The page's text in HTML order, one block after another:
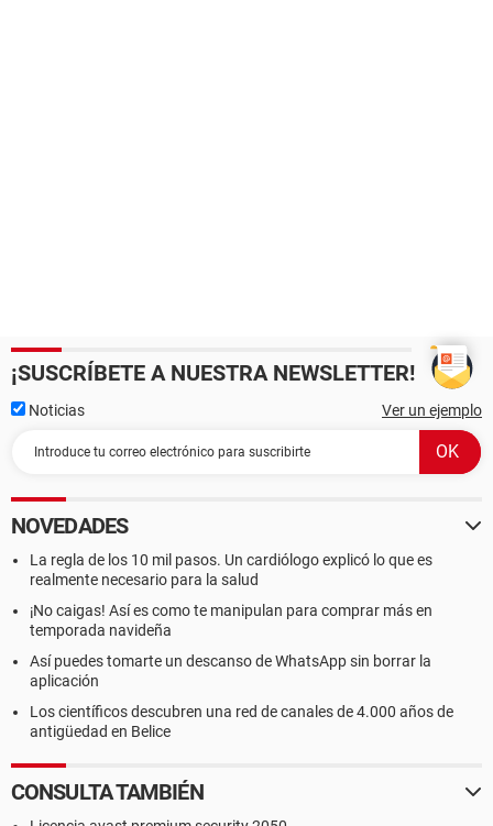
¡SUSCRÍBETE A NUESTRA NEWSLETTER!
Noticias Ver un ejemplo
NOVEDADES
La regla de los 10 mil pasos. Un cardiólogo explicó lo que es
realmente necesario para la salud
¡No caigas! Así es como te manipulan para comprar más en
temporada navideña
Así puedes tomarte un descanso de WhatsApp sin borrar la
aplicación
Los científicos descubren una red de canales de 4.000 años de
antigüedad en Belice
CONSULTA TAMBIÉN